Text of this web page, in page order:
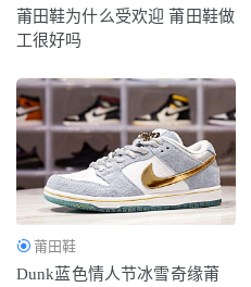
莆田鞋为什么受欢迎 莆田鞋做
工很好吗
莆田鞋
Dunk蓝色情人节冰雪奇缘莆